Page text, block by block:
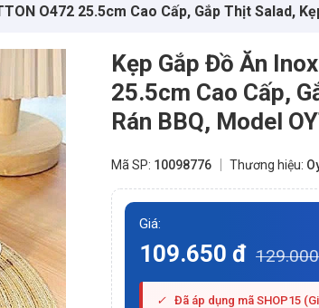
O472 25.5cm Cao Cấp, Gắp Thịt Salad,
Kẹp Gắp Đồ Ăn
25.5cm Cao Cấp,
Rán BBQ, Model
Mã SP: 10098776 Thương hiệu:
Giá:
109.650 đ
✓ Đã áp dụng mã SHOP15